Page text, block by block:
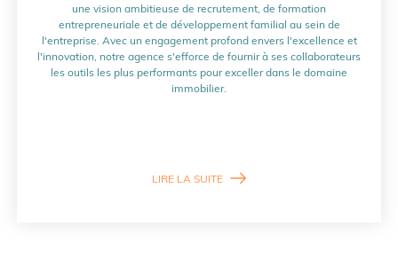
une vision ambitieuse de recrutement, de formation
entrepreneuriale et de développement familial au sein de
l'entreprise. Avec un engagement profond envers l'excellence et
l'innovation, notre agence s'efforce de fournir à ses collaborateurs
les outils les plus performants pour exceller dans le domaine
immobilier.
LIRE LA SUITE